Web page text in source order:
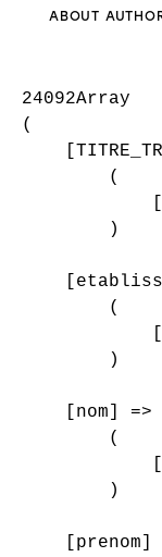
ABOUT
24092Array
(
        (
        )
        (
        )
[nom] =>
        (
        )
[prenom]